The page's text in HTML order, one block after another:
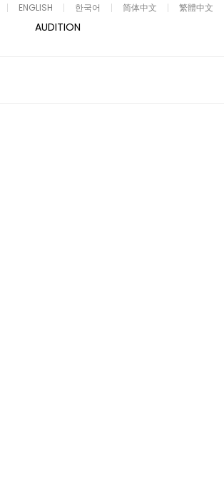
AUDITION
ENGLISH 한국어 简体中文 繁體中文